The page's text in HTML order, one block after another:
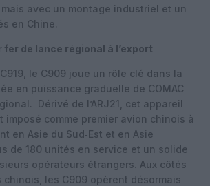
avec un montage industriel et un
en Chine.
de lance régional à l’export
le C909 joue un rôle clé dans la
en puissance graduelle de COMAC
Dérivé de l’ARJ21, cet appareil
imposé comme premier avion chinois à
en Asie du Sud‑Est et en Asie
de 180 unités en service et un solide
opérateurs étrangers. Aux côtés
chinois, les C909 opèrent désormais